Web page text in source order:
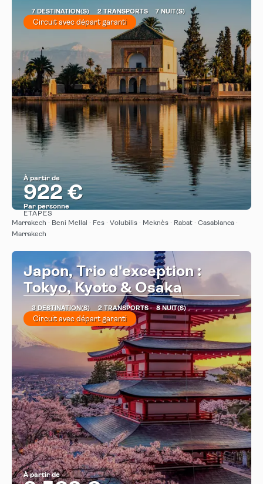
7 DESTINATION(S) 2 TRANSPORTS 7 NUIT(S)
Circuit avec départ garanti
À partir de
922 €
Par personne
Afficher
ÉTAPES
Marrakech · Beni Mellal · Fes · Volubilis · Meknès · Rabat · Casablanca ·
Marrakech
Japon, Trio d'exception :
Tokyo, Kyoto & Osaka
3 DESTINATION(S) 2 TRANSPORTS 8 NUIT(S)
Circuit avec départ garanti
À partir de